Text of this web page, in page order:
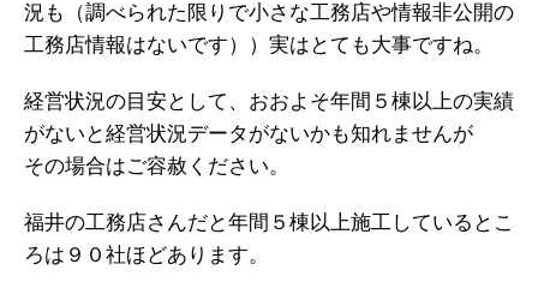
況も（調べられた限りで小さな工務店や情報非公開の
工務店情報はないです））実はとても大事ですね。
経営状況の目安として、おおよそ年間５棟以上の実績
がないと経営状況データがないかも知れませんが
その場合はご容赦ください。
福井の工務店さんだと年間５棟以上施工しているとこ
ろは９０社ほどあります。